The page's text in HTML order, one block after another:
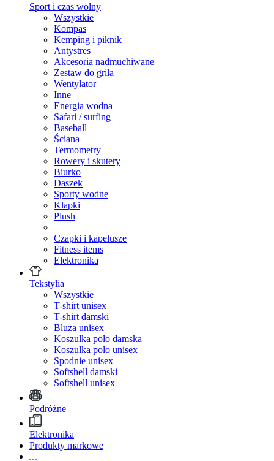
Sport i czas wolny
Wszystkie
Kompas
Kemping i piknik
Antystres
Akcesoria nadmuchiwane
Zestaw do grila
Wentylator
Inne
Energia wodna
Safari / surfing
Baseball
Ściana
Termometry
Rowery i skutery
Biurko
Daszek
Sporty wodne
Klapki
Plush
Czapki i kapelusze
Fitness items
Elektronika
Tekstylia
Wszystkie
T-shirt unisex
T-shirt damski
Bluza unisex
Koszulka polo damska
Koszulka polo unisex
Spodnie unisex
Softshell damski
Softshell unisex
Podróżne
Elektronika
Produkty markowe